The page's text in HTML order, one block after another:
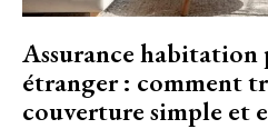
Assurance
étranger : comment
couverture simple et